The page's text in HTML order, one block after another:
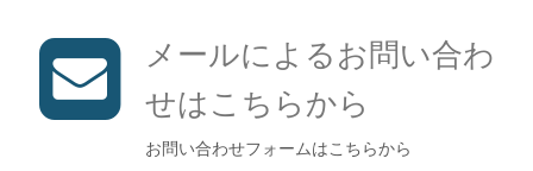
メールによるお問い合わ
せはこちらから
お問い合わせフォームはこちらから